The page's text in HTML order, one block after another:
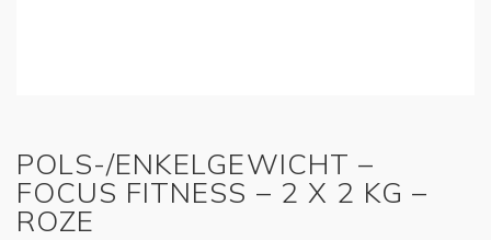
POLS-/ENKELGEWICHT –
FOCUS FITNESS – 2 X 2 KG –
ROZE